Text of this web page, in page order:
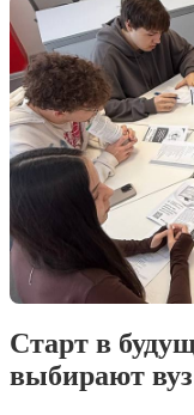
со спикерами. По
команда из
почетное 3
команд. Стоит
единственная
на базе УУНиТ).
характер, за
на киберучениях.
достижений!
Старт в
выбирают